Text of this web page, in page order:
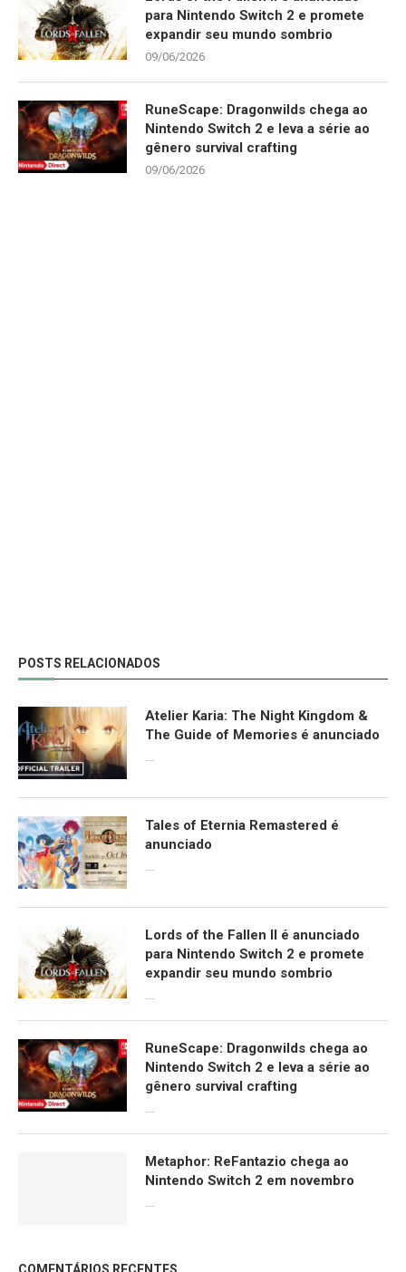
para Nintendo Switch 2 e promete
expandir seu mundo sombrio
09/06/2026
RuneScape: Dragonwilds chega ao
Nintendo Switch 2 e leva a série ao
gênero survival crafting
09/06/2026
POSTS RELACIONADOS
Atelier Karia: The Night Kingdom &
The Guide of Memories é anunciado
Tales of Eternia Remastered é
anunciado
Lords of the Fallen II é anunciado
para Nintendo Switch 2 e promete
expandir seu mundo sombrio
RuneScape: Dragonwilds chega ao
Nintendo Switch 2 e leva a série ao
gênero survival crafting
Metaphor: ReFantazio chega ao
Nintendo Switch 2 em novembro
COMENTÁRIOS RECENTES